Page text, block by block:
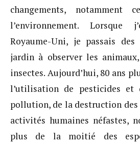
changements, notamment
l’environnement. Lorsque
Royaume-Uni, je passais
jardin à observer les
insectes. Aujourd’hui, 80 ans
l’utilisation de pesticides et
pollution, de la destruction des
activités humaines néfastes,
plus de la moitié des